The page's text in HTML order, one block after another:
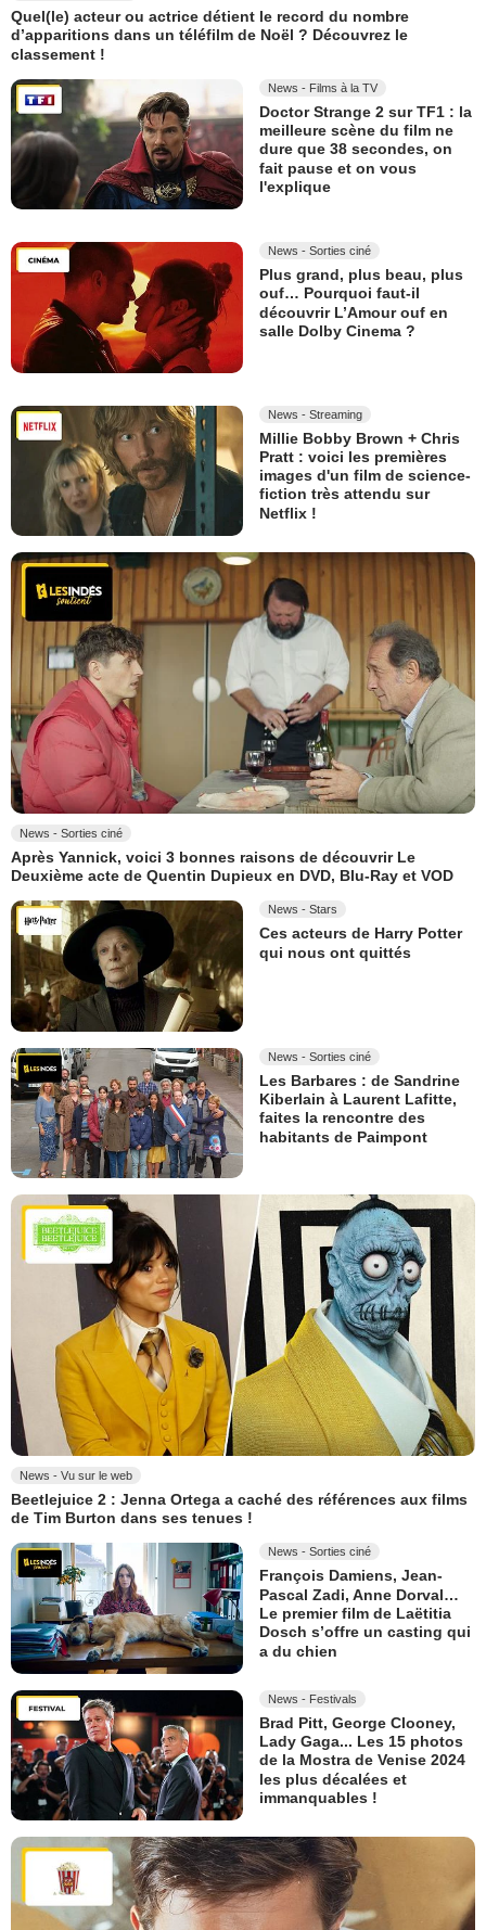
Quel(le) acteur ou actrice détient le record du nombre
d’apparitions dans un téléfilm de Noël ? Découvrez le
classement !
News - Films à la TV
Doctor Strange 2 sur TF1 : la
meilleure scène du film ne
dure que 38 secondes, on
fait pause et on vous
l'explique
News - Sorties ciné
Plus grand, plus beau, plus
ouf… Pourquoi faut-il
découvrir L’Amour ouf en
salle Dolby Cinema ?
News - Streaming
Millie Bobby Brown + Chris
Pratt : voici les premières
images d'un film de science-
fiction très attendu sur
Netflix !
News - Sorties ciné
Après Yannick, voici 3 bonnes raisons de découvrir Le
Deuxième acte de Quentin Dupieux en DVD, Blu-Ray et VOD
News - Stars
Ces acteurs de Harry Potter
qui nous ont quittés
News - Sorties ciné
Les Barbares : de Sandrine
Kiberlain à Laurent Lafitte,
faites la rencontre des
habitants de Paimpont
News - Vu sur le web
Beetlejuice 2 : Jenna Ortega a caché des références aux films
de Tim Burton dans ses tenues !
News - Sorties ciné
François Damiens, Jean-
Pascal Zadi, Anne Dorval…
Le premier film de Laëtitia
Dosch s’offre un casting qui
a du chien
News - Festivals
Brad Pitt, George Clooney,
Lady Gaga... Les 15 photos
de la Mostra de Venise 2024
les plus décalées et
immanquables !